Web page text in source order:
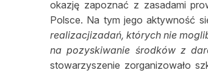
okazję zapoznać z zasadami
Polsce. Na tym jego aktywność
realizacjizadań, których nie
na pozyskiwanie środków z
stowarzyszenie zorganizowało